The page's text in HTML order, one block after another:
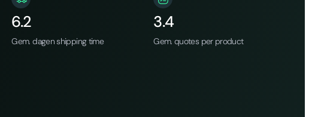
6.2
Gem. dagen shipping time
3.4
Gem. quotes per product